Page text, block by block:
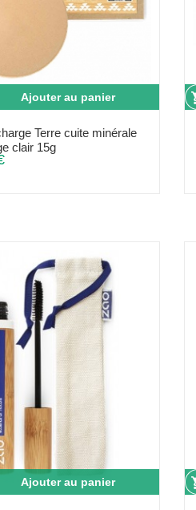
Ajouter au panier
Terre cuite minérale
clair 15g
Ajouter au panier